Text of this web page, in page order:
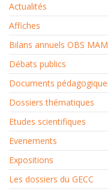
Actualités
Affiches
Bilans annuels OBS MAM
Débats publics
Documents
Dossiers thématiques
Etudes scientifiques
Evenements
Expositions
Les dossiers du GECC